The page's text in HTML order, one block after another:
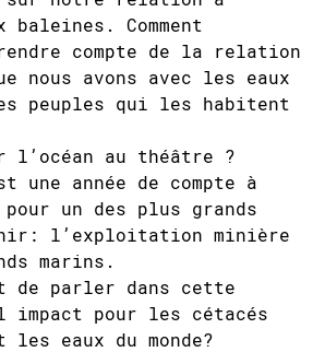
Comment
compte de la relation
nous avons avec les eaux
peuples qui les habitent
l’océan au théâtre ?
une année de compte à
un des plus grands
l’exploitation minière
marins.
parler dans cette
impact pour les cétacés
eaux du monde?